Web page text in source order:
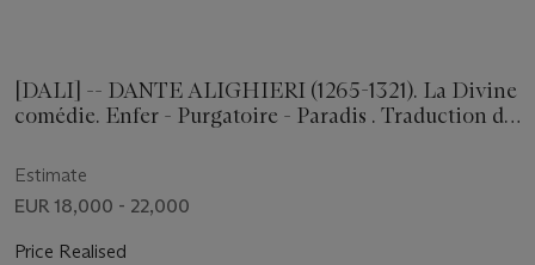
[DALI] -- DANTE ALIGHIERI (1265-1321). La Divine
comédie. Enfer - Purgatoire - Paradis . Traduction de
1963.
Estimate
EUR 18,000 - 22,000
Price Realised